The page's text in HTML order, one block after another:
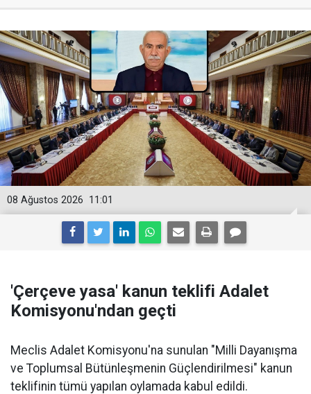
11:01
08 Ağustos 2026
'Çerçeve yasa' kanun teklifi Adalet
Komisyonu'ndan geçti
Meclis Adalet Komisyonu'na sunulan "Milli Dayanışma
ve Toplumsal Bütünleşmenin Güçlendirilmesi" kanun
teklifinin tümü yapılan oylamada kabul edildi.